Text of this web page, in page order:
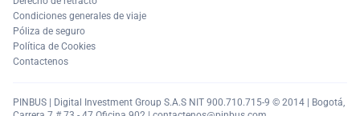
Condiciones generales de viaje
Póliza de seguro
Política de Cookies
Contactenos
PINBUS | Digital Investment Group S.A.S NIT 900.710.715-9 © 2014 | Bogotá,